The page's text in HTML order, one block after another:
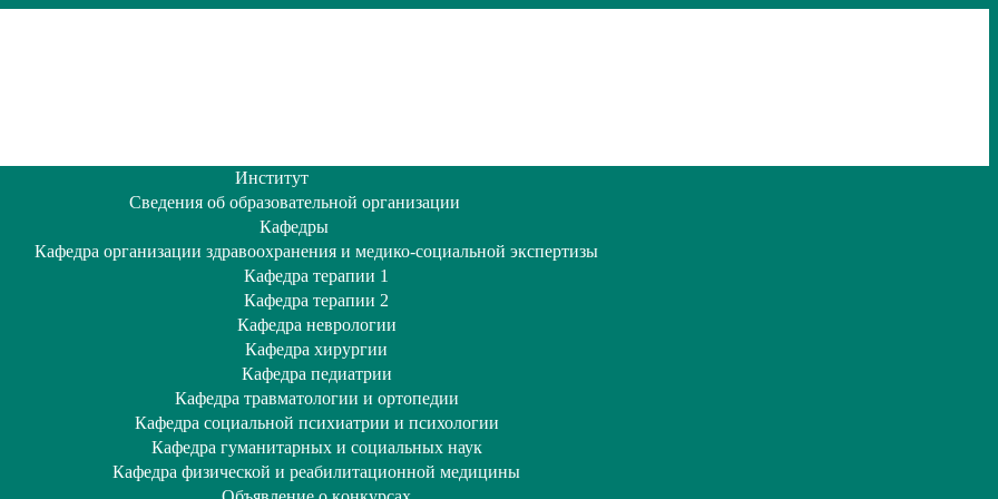
Институт
Сведения об образовательной организации
Кафедры
Кафедра организации здравоохранения и медико-социальной экспертизы
Кафедра терапии 1
Кафедра терапии 2
Кафедра неврологии
Кафедра хирургии
Кафедра педиатрии
Кафедра травматологии и ортопедии
Кафедра социальной психиатрии и психологии
Кафедра гуманитарных и социальных наук
Кафедра физической и реабилитационной медицины